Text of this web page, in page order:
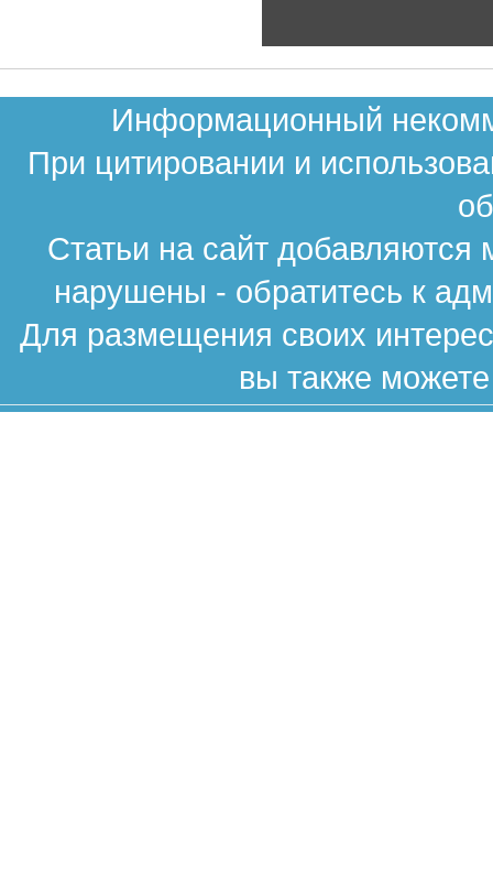
Информационный
При цитировании и
Статьи на сайт
нарушены - обратитесь к
Для размещения своих
вы также